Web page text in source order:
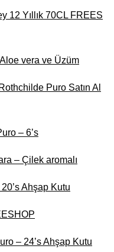
12 Yıllık 70CL FREES
vera ve Üzüm
Puro Satın Al
– 6’s
– Çilek aromalı
Ahşap Kutu
– 24’s Ahşap Kutu